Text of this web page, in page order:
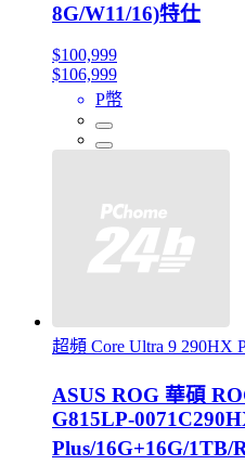
8G/W11/16)特仕
$100,999
$106,999
P幣
超頻 Core Ultra 9 290HX
ASUS ROG 華碩
G815LP-
Plus/16G+16G/1TB/